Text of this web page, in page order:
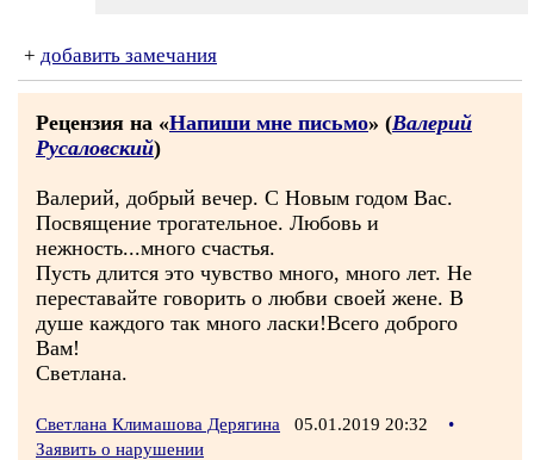
+ добавить замечания
Рецензия на «Напиши мне письмо» (Валерий
Русаловский)
Валерий, добрый вечер. С Новым годом Вас.
Посвящение трогательное. Любовь и
нежность...много счастья.
Пусть длится это чувство много, много лет. Не
переставайте говорить о любви своей жене. В
душе каждого так много ласки!Всего доброго
Вам!
Светлана.
Светлана Климашова Дерягина 05.01.2019 20:32
•
Заявить о нарушении